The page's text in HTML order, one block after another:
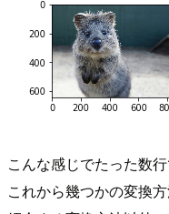
こんな感じでたった数
これから幾つかの変換